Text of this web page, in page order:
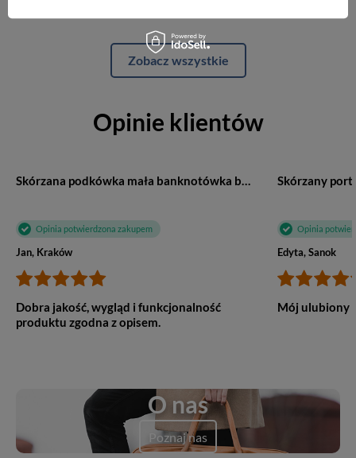
Zobacz wszystkie
Opinie klientów
Skórzana podkówka mała banknotówka brązowa - Albatros G99
Opinia potwierdzona zakupem
Jan, Kraków
Dobra jakość, wygląd i funkcjonalność
produktu zgodna z opisem.
Opinia
Edyta, Sanok
Mój ulubiony
O nas
Poznaj nas